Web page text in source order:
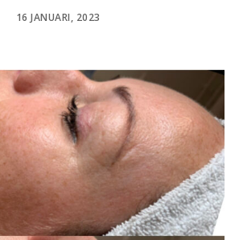
POSTED
16 JANUARI, 2023